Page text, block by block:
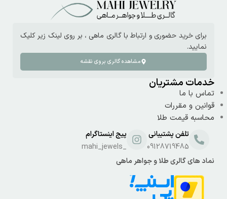
برای خرید حضوری و ارتباط با گالری ماهی ، بر روی لینک زیر کلیک
نمایید.
مشاهده گالری بروی نقشه
خدمات مشتریان
تماس با ما
قوانین و مقررات
محاسبه قیمت طلا
تلفن پشتیبانی
09128719485
پیج اینستاگرام
_mahi_jewels
نماد های گالری طلا و جواهر ماهی